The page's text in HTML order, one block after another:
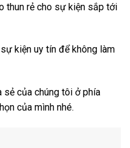
thun rẻ cho sự kiện sắp tới
kiện uy tín để không làm
sẻ của chúng tôi ở phía
của mình nhé.